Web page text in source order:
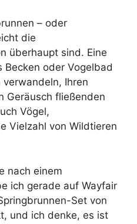
– oder
die
überhaupt sind. Eine
Becken oder Vogelbad
Ihren
Geräusch fließenden
Vögel,
Vielzahl von Wildtieren
nach einem
ich gerade auf Wayfair
Set von
und ich denke, es ist